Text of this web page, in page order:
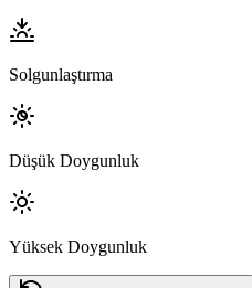
Solgunlaştırma
Düşük Doygunluk
Yüksek Doygunluk